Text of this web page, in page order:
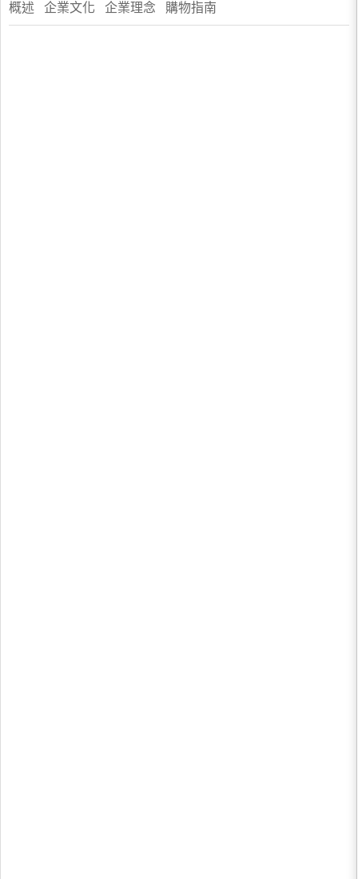
概述 企業文化 企業理念 購物指南